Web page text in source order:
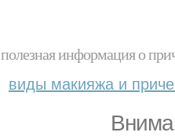
полезная информация о
виды макияжа и